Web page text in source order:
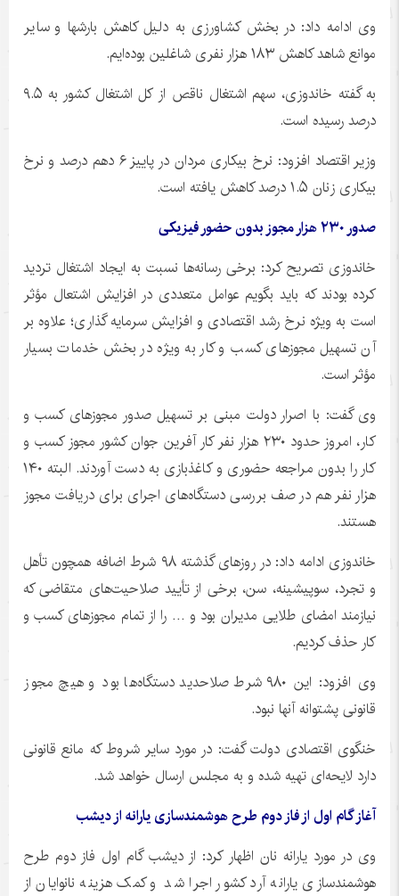
وی ادامه داد: در بخش کشاورزی به دلیل کاهش بارشها و سایر
موانع شاهد کاهش ۱۸۳ هزار نفری شاغلین بوده‌ایم.
به گفته خاندوزی
، سهم اشتغال ناقص از کل اشتغال کشور به ۹.۵
درصد رسیده است.
وزیر اقتصاد افزود: نرخ بیکاری مردان در پاییز ۶ دهم درصد و نرخ
بیکاری زنان ۱.۵ درصد کاهش یافته است.
صدور ۲۳۰ هزار مجوز بدون حضور فیزیکی
خاندوزی تصریح کرد: برخی رسانه‌ها نسبت به ایجاد اشتغال تردید
کرده بودند که باید بگویم عوامل متعددی در افزایش اشتعال مؤثر
است به ویژه نرخ رشد اقتصادی و افزایش سرمایه گذاری؛ علاوه بر
آن تسهیل مجوزهای کسب و کار به ویژه در بخش خدمات بسیار
مؤثر است.
وی گفت: با اصرار دولت مبنی بر تسهیل صدور مجوزهای کسب و
کار، امروز حدود ۲۳۰ هزار نفر کار آفرین جوان کشور مجوز کسب و
کار را بدون مراجعه حضوری و کاغذبازی به دست آوردند. البته ۱۴۰
هزار نفر هم در صف بررسی دستگاه‌های اجرای برای دریافت مجوز
هستند.
خاندوزی
ادامه داد: در روزهای گذشته ۹۸ شرط اضافه همچون تأهل
و تجرد، سوپیشینه، سن، برخی از تأیید صلاحیت‌های متقاضی که
نیازمند امضای طلایی مدیران بود و … را از تمام مجوزهای کسب و
کار حذف کردیم.
وی افزود: این ۹۸۰ شرط صلاحدید دستگاه‌ها بود و هیچ مجوز
قانونی پشتوانه آنها نبود.
خنگوی اقتصادی دولت گفت: در مورد سایر شروط که مانع قانونی
دارد لایحه‌ای تهیه شده و به مجلس ارسال خواهد شد.
آغاز گام اول از فاز دوم طرح هوشمندسازی یارانه از دیشب
وی در مورد یارانه نان اظهار کرد: از دیشب گام اول فاز دوم طرح
هوشمندسازی یارانه آرد کشور اجرا شد و کمک هزینه نانوایان از